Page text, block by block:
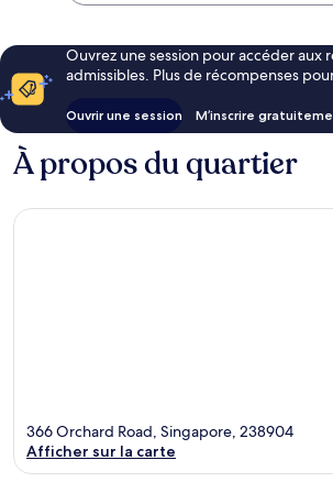
Ouvrez une session pour accéder aux
admissibles. Plus de récompenses
Ouvrir une session M’inscrire
À propos du quartier
366 Orchard Road, Singapore, 238904
Afficher sur la carte